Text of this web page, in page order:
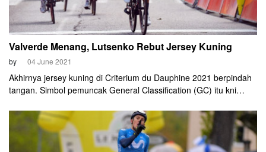
Valverde Menang, Lutsenko Rebut Jersey Kuning
by 04 June 2021
Akhirnya jersey kuning di Criterium du Dauphine 2021 berpindah
tangan. Simbol pemuncak General Classification (GC) itu kni
itu, pembalap kawakan Alejandro Valverde (Movistar)
memenangkan Etape 6, Jumat (4/6).